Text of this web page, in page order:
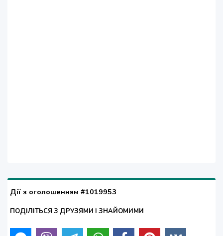
Дії з оголошенням #1019953
ПОДІЛІТЬСЯ З ДРУЗЯМИ І ЗНАЙОМИМИ